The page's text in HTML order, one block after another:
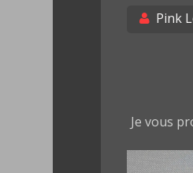
Pink
Je vous